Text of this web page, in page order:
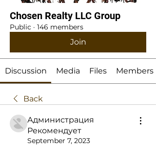
Chosen Realty LLC Group
Public · 146 members
Join
Discussion Media Files Members
Back
Администрация
Рекомендует
September 7, 2023